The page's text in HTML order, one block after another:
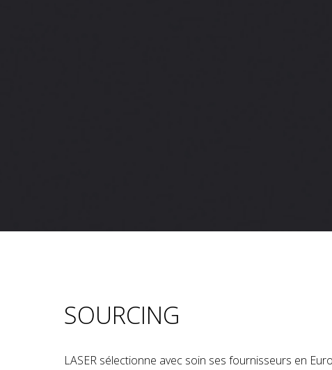
SOURCING
LASER sélectionne avec soin ses fournisseurs en